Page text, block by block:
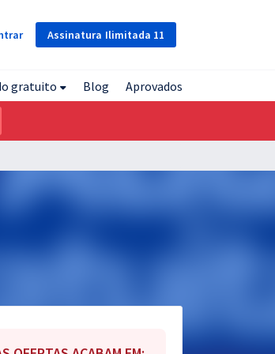
Assinatura Ilimitada 11
gratuito Blog Aprovados